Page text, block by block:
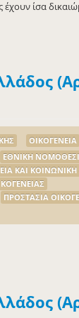
έχουν ίσα
ΟΙΚΟΓΕΝΕΙΑ
ΕΘΝΙΚΗ
ΚΑΙ
ΠΡΟΣΤΑΣΙΑ